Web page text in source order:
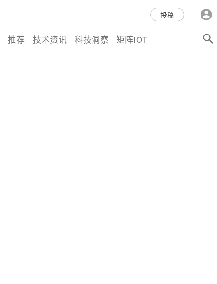
科技互联网,科技,资讯,动态,洞
察,量子,计算,AI,人工智能,机器
投稿
推荐 技术资讯 科技洞察 矩阵IOT